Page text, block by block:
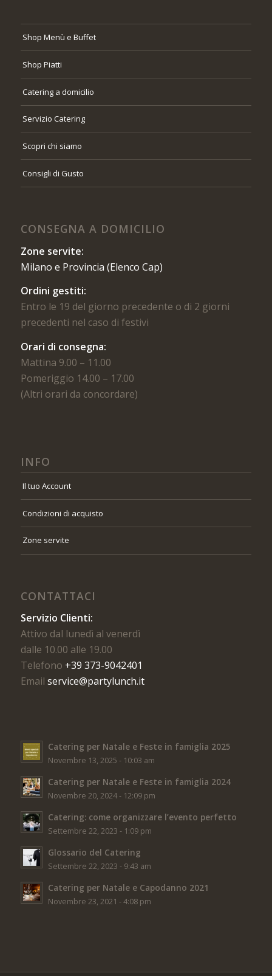
Shop Menù e Buffet
Shop Piatti
Catering a domicilio
Servizio Catering
Scopri chi siamo
Consigli di Gusto
CONSEGNA A DOMICILIO
Zone servite:
Milano e Provincia (Elenco Cap)
Ordini gestiti:
Entro le 19 del giorno precedente o di 2 giorni
precedenti nel caso di festivi
Orari di consegna:
Mattina 9.00 – 11.00
Pomeriggio 14.00 – 17.00
(Altri orari da concordare)
INFO
Il tuo Account
Condizioni di acquisto
Zone servite
CONTATTACI
Servizio Clienti:
Attivo dal lunedì al venerdì
dalle 10.00 alle 19.00
Telefono +39 373-9042401
Email service@partylunch.it
Catering per Natale e Feste in famiglia 2025
Novembre 13, 2025 - 10:03 am
Catering per Natale e Feste in famiglia 2024
Novembre 20, 2024 - 12:09 pm
Catering: come organizzare l’evento perfetto
Settembre 22, 2023 - 1:09 pm
Glossario del Catering
Settembre 22, 2023 - 9:43 am
Catering per Natale e Capodanno 2021
Novembre 23, 2021 - 4:08 pm